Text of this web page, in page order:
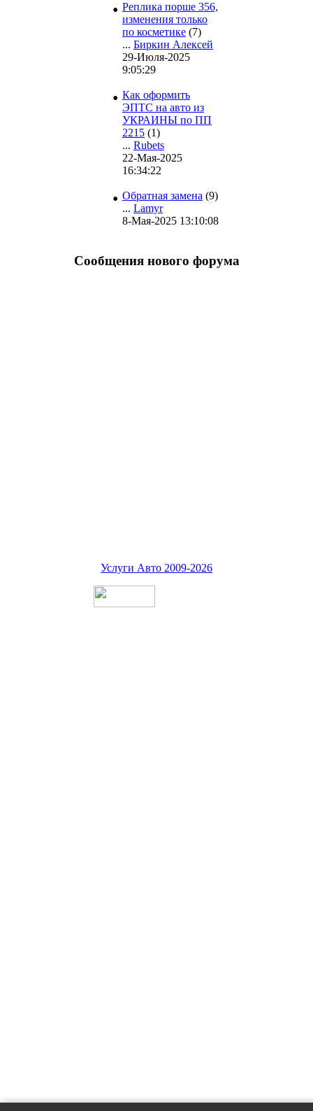
• Реплика порше 356,
изменения только
по косметике (7)
... Биркин Алексей
29-Июля-2025
9:05:29
• Как оформить
ЭПТС на авто из
УКРАИНЫ по ПП
2215 (1)
... Rubets
22-Мая-2025
16:34:22
• Обратная замена (9)
... Lamyr
8-Мая-2025 13:10:08
Сообщения нового форума
Услуги Авто 2009-2026